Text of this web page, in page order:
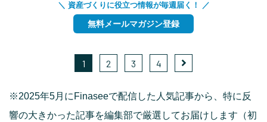
＼ 資産づくりに役立つ情報が毎週届く！ ／
無料メールマガジン登録
1 2 3 4
※2025年5月にFinaseeで配信した人気記事から、特に反
響の大きかった記事を編集部で厳選してお届けします（初